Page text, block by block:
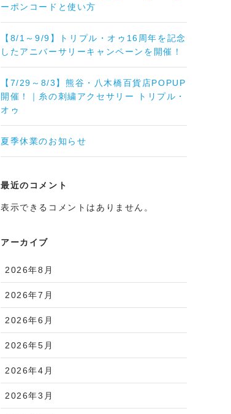
ーポンコードと使い方
【8/1～9/9】トリプル・オゥ16周年を記念
したアニバーサリーキャンペーンを開催！
【7/29～8/3】熊谷・八木橋百貨店POPUP
開催！｜糸の刺繍アクセサリー トリプル・
オゥ
夏季休業のお知らせ
最近のコメント
表示できるコメントはありません。
アーカイブ
2026年8月
2026年7月
2026年6月
2026年5月
2026年4月
2026年3月